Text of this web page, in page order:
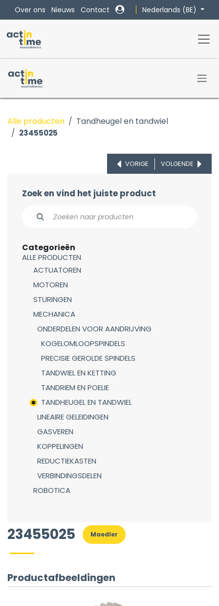
Overslaan naar inhoud
Over ons Nieuws Contact Nederlands (BE)
Alle producten Tandheugel en tandwiel
23455025
VORIGE VOLGENDE
Zoek en vind het juiste product
Categorieën
ALLE PRODUCTEN
ACTUATOREN
MOTOREN
STURINGEN
MECHANICA
ONDERDELEN VOOR AANDRIJVING
KOGELOMLOOPSPINDELS
PRECISIE GEROLDE SPINDELS
TANDWIEL EN KETTING
TANDRIEM EN POELIE
TANDHEUGEL EN TANDWIEL
LINEAIRE GELEIDINGEN
GASVEREN
KOPPELINGEN
REDUCTIEKASTEN
VERBINDINGSDELEN
ROBOTICA
23455025 Maedler
Productafbeeldingen